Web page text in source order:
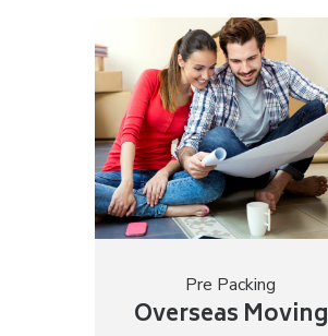
Pre Packing
Overseas Moving